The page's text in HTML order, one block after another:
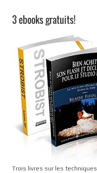
3 ebooks gratuits!
Trois livres sur les techniques